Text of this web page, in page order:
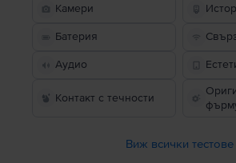
Камери
Батерия
Аудио
Контакт с течности
Виж всички тестове